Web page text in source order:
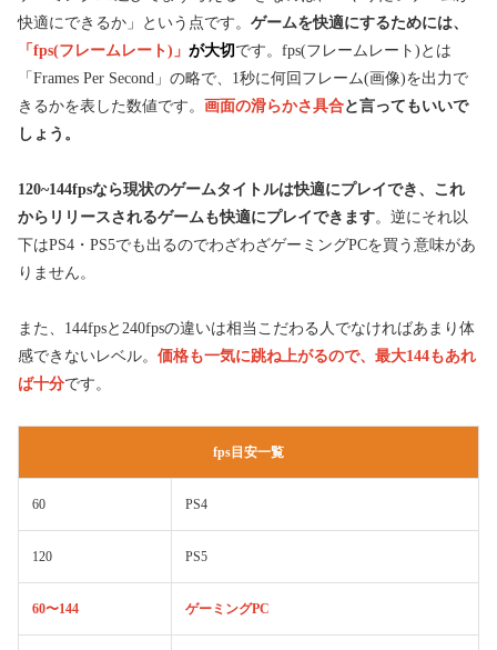
快適にできるか」という点です。 ゲームを快適にするためには、
「fps(フレームレート)」 が大切です。fps(フレームレート)とは
「Frames Per Second」の略で、1秒に何回フレーム(画像)を出力で
きるかを表した数値です。 画面の滑らかさ具合と言ってもいいで
しょう。
120~144fpsなら現状のゲームタイトルは快適にプレイでき、これ
からリリースされるゲームも快適にプレイできます。逆にそれ以
下はPS4・PS5でも出るのでわざわざゲーミングPCを買う意味があ
りません。
また、144fpsと240fpsの違いは相当こだわる人でなければあまり体
感できないレベル。 価格も一気に跳ね上がるので、最大144もあれ
ば十分です。
fps目安一覧
60 PS4
120 PS5
60〜144 ゲーミングPC